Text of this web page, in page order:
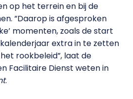
op het terrein en bij de
”Daarop is afgesproken
momenten, zoals de start
extra in te zetten
rookbeleid”, laat de
Facilitaire Dienst weten in
.